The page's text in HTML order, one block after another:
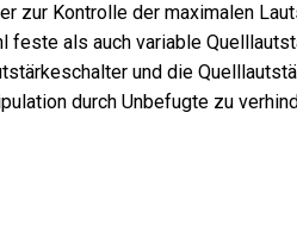
zur Kontrolle der maximalen
feste als auch variable
und die
durch Unbefugte zu